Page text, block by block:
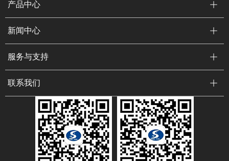
产品中心
新闻中心
服务与支持
联系我们